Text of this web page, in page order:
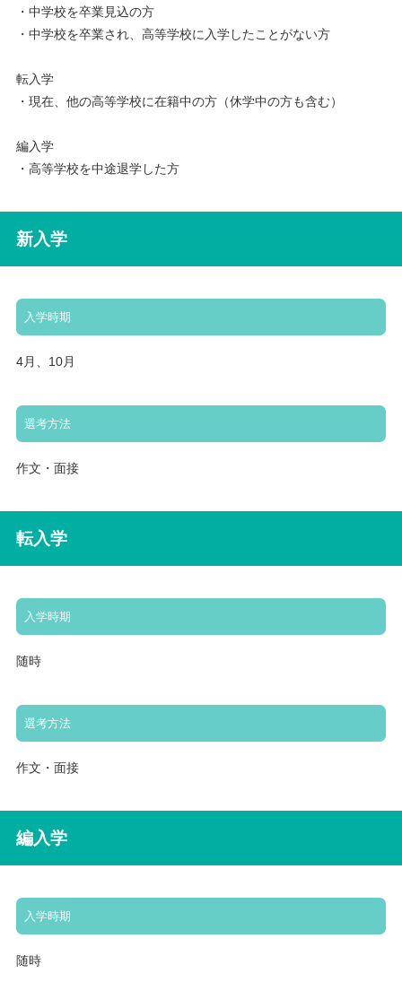
・中学校を卒業見込の方
・中学校を卒業され、高等学校に入学したことがない方
転入学
・現在、他の高等学校に在籍中の方（休学中の方も含む）
編入学
・高等学校を中途退学した方
新入学
入学時期
4月、10月
選考方法
作文・面接
転入学
入学時期
随時
選考方法
作文・面接
編入学
入学時期
随時